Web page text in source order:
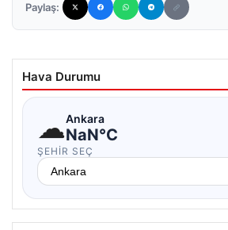
Paylaş:
Hava Durumu
☁Ankara
NaN°C
ŞEHIR SEÇ